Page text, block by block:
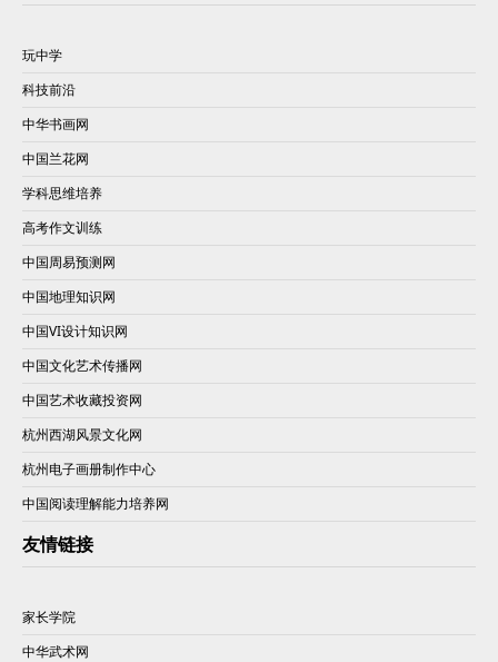
玩中学
科技前沿
中华书画网
中国兰花网
学科思维培养
高考作文训练
中国周易预测网
中国地理知识网
中国VI设计知识网
中国文化艺术传播网
中国艺术收藏投资网
杭州西湖风景文化网
杭州电子画册制作中心
中国阅读理解能力培养网
友情链接
家长学院
中华武术网